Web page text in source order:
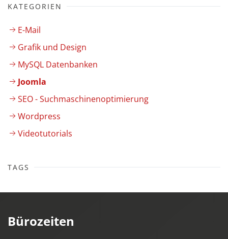
KATEGORIEN
E-Mail
Grafik und Design
MySQL Datenbanken
Joomla
SEO - Suchmaschinenoptimierung
Wordpress
Videotutorials
TAGS
Bürozeiten